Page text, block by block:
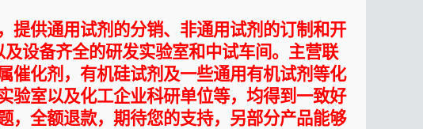
提供通用试剂的分销、非通用试剂的订制和开
设备齐全的研发实验室和中试车间。主营联
催化剂，有机硅试剂及一些通用有机试剂等化
验室以及化工企业科研单位等，均得到一致好
，全额退款，期待您的支持，另部分产品能够